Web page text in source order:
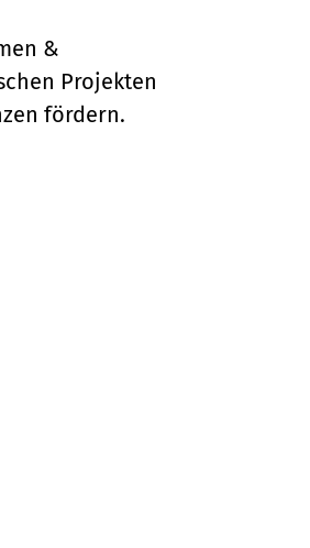
&
Projekten
fördern.